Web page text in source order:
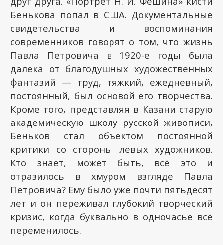
Бенькова попал в США. Документальные
свидетельства и воспоминания
современников говорят о том, что жизнь
Павла Петровича в 1920-е годы была
далека от благодушных художественных
фантазий — труд, тяжкий, ежедневный,
постоянный, был основой его творчества.
Кроме того, представляя в Казани старую
академическую школу русской живописи,
Беньков стал объектом постоянной
критики со стороны левых художников.
Кто знает, может быть, всё это и
отразилось в хмуром взгляде Павла
Петровича? Ему было уже почти пятьдесят
лет и он переживал глубокий творческий
кризис, когда буквально в одночасье всё
переменилось.